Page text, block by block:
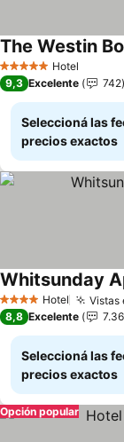
5 Estrellas Hotel
The Westin
9,3 Excelente 742
Seleccioná las
precios exactos
4 EstrellasHotel Vistas
Whitsunday
8,8 Excelente
Seleccioná las
precios exactos
Opción popular